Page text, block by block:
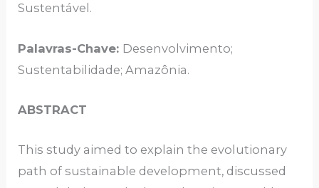
Sustentável.
Palavras-Chave: Desenvolvimento;
Sustentabilidade; Amazônia.
ABSTRACT
This study aimed to explain the evolutionary
path of sustainable development, discussed